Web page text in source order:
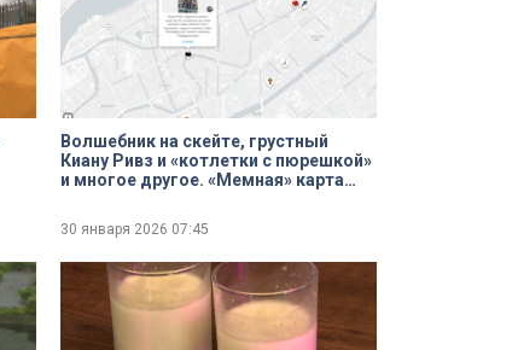
Волшебник на скейте, грустный
Киану Ривз и «котлетки с пюрешкой»
и многое другое. «Мемная» карта
30 января 2026 07:45